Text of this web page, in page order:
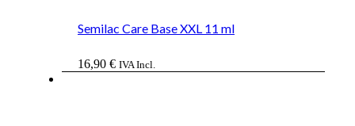
Semilac Care Base XXL 11 ml
16,90 € IVA Incl.